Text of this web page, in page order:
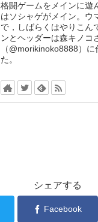
格闘ゲームをメインに遊
はソシャゲがメイン。ウ
で，しばらくはやりこん
ンとヘッダーは森キノコ
（@morikinoko8888）
た。
シェアする
Facebook